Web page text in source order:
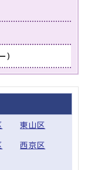
）
東山区
西京区